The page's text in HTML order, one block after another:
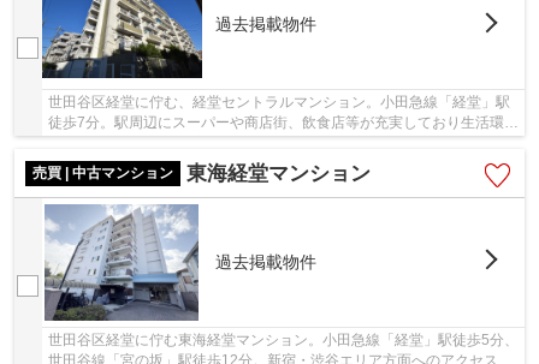
過去掲載物件
世田谷区経堂に佇む、経堂セントラルマンション。小田急線「経堂」駅
徒歩7分。駅周辺にスーパーや商店街、飲食店等が充実しており生活環境
が整っています。「新宿」駅まで急行で3駅、...
売買 | 中古マンション
東海経堂マンション
過去掲載物件
世田谷区経堂に佇む東海経堂マンション。小田急線「経堂」駅徒歩5分、
世田谷線「宮の坂」駅徒歩12分。新宿・渋谷エリア方面へのアクセスが